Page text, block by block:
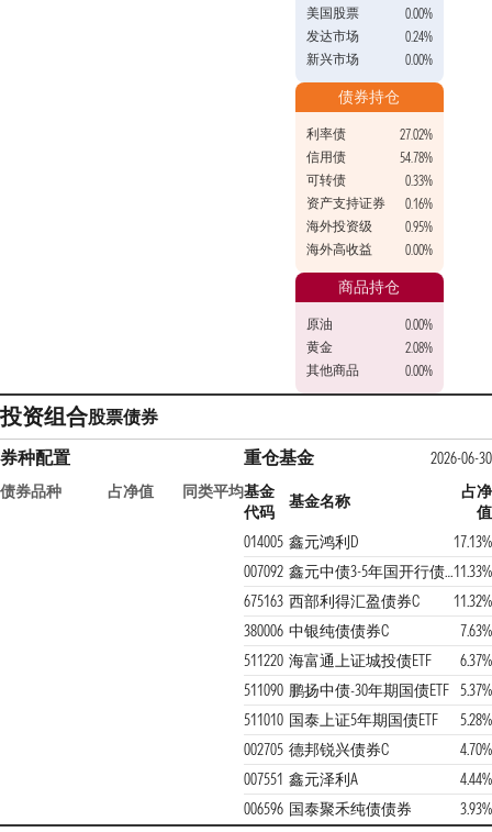
美国股票
0.00%
发达市场
0.24%
新兴市场
0.00%
债券持仓
利率债
27.02%
信用债
54.78%
可转债
0.33%
资产支持证券
0.16%
海外投资级
0.95%
海外高收益
0.00%
商品持仓
原油
0.00%
黄金
2.08%
其他商品
0.00%
投资组合股票债券
券种配置
债券品种 占净值 同类平均
重仓基金
2026-06-30
基金
代码
基金名称
占净
值
014005 鑫元鸿利D
17.13%
007092
鑫元中债3-5年国开行债券指数A11.33%
675163 西部利得汇盈债券C
11.32%
380006 中银纯债债券C
7.63%
511220 海富通上证城投债ETF
6.37%
511090 鹏扬中债-30年期国债ETF 5.37%
511010 国泰上证5年期国债ETF
5.28%
002705 德邦锐兴债券C
4.70%
007551 鑫元泽利A
4.44%
006596 国泰聚禾纯债债券 3.93%